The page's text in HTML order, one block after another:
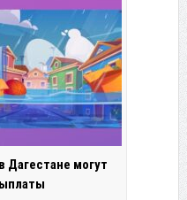
Дагестане могут